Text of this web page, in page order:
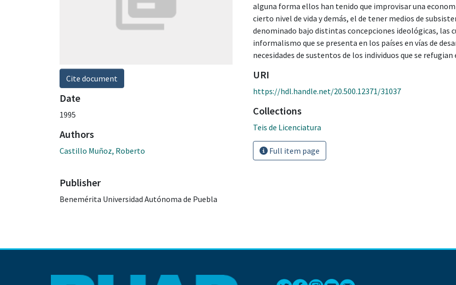
Cite document
Date
1995
Authors
Castillo Muñoz, Roberto
Publisher
Benemérita Universidad Autónoma de Puebla
alguna forma ellos han tenido que improvisar una
cierto nivel de vida y demás, el de tener medios de
denominado bajo distintas concepciones ideológicas, las
informalismo que se presenta en los países en vías de
necesidades de sustentos de los individuos que se
URI
https://hdl.handle.net/20.500.12371/31037
Collections
Teis de Licenciatura
Full item page